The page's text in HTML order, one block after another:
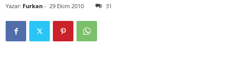
Yazar: Furkan - 29 Ekim 2010 31